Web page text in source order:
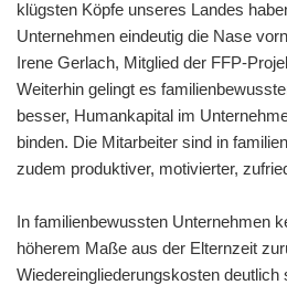
klügsten Köpfe unseres Landes
Unternehmen eindeutig die Nase
Irene Gerlach, Mitglied der FFP-
Weiterhin gelingt es
besser, Humankapital im
binden. Die Mitarbeiter sind in
zudem produktiver, motivierter,
In familienbewussten Unternehmen
höherem Maße aus der Elternzeit
Wiedereingliederungskosten deutlich